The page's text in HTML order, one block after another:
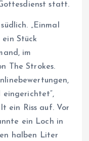
statt.
„Einmal
Stück
im
The Strokes.
eingerichtet“,
ein Riss auf. Vor
ein Loch in
halben Liter